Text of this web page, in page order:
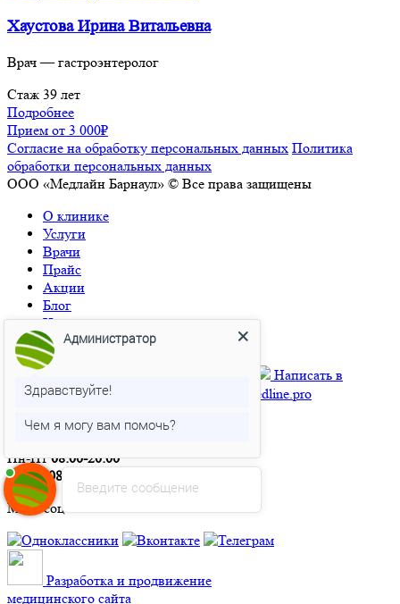
Хаустова Ирина Витальевна
Врач — гастроэнтеролог
Стаж 39 лет
Подробнее
Прием от 3 000₽
Согласие на обработку персональных данных Политика
обработки персональных данных
ООО «Медлайн Барнаул» © Все права защищены
О клинике
Услуги
Врачи
Прайс
Акции
Блог
Новости
Контакты
+7 (3852) 552‑778
Написать в
Телеграм
Написать в MAX
brn@medline.pro
Барнаул, ул. Партизанская, 92
Пн-Пт08:00-20:00
Сб-Вс08:00-17:00
Мы в соцсетях:
Разработка и продвижение
медицинского сайта
Введите сообщение
Администратор
Здравствуйте!
Чем я могу вам помочь?